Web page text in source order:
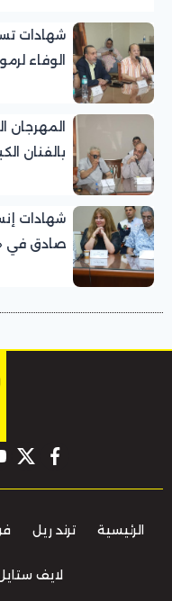
شهادات
الوفاء
بالفنان
شهادات
صادق في
الرئيسية ترند ريل
لايف